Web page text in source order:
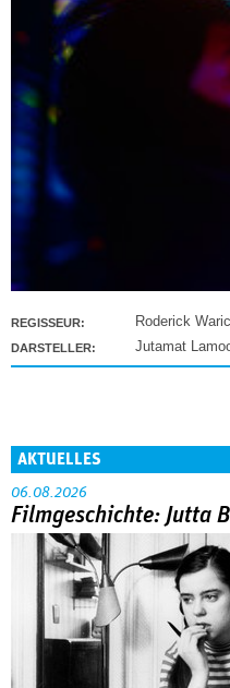
REGISSEUR: Roderick
DARSTELLER: Jutamat
AKTUELLES
06.08.2026
Filmgeschichte: Jutta